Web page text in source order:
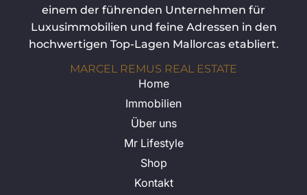
einem der führenden Unternehmen für
Luxusimmobilien und feine Adressen in den
hochwertigen Top-Lagen Mallorcas etabliert.
MARCEL REMUS REAL ESTATE
Home
Immobilien
Über uns
Mr Lifestyle
Shop
Kontakt